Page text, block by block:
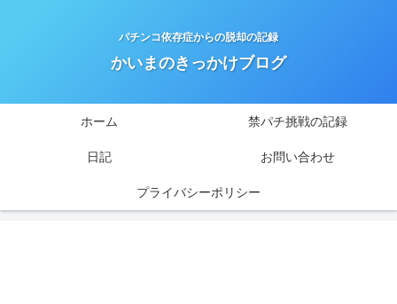
パチンコ依存症からの脱却の記録
かいまのきっかけブログ
ホーム 禁パチ挑戦の記録
日記 お問い合わせ
プライバシーポリシー